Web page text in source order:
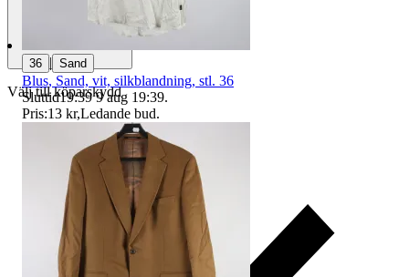
Välj till köparskydd
36 | Sand
Blus, Sand, vit, silkblandning, stl. 36
Sluttid19:39 9 aug 19:39.
Pris:13 kr,Ledande bud.